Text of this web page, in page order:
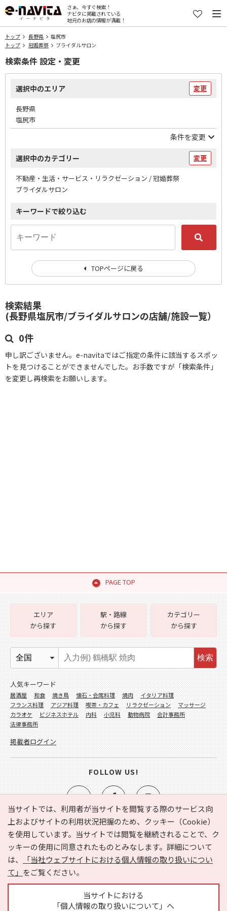
さぁ、今すぐ検索！
ナビタに掲載されている
地元のお店の情報が満載！
トップ 長野県
塩尻市
トップ
冠婚葬祭 ブライダルサロン
検索結果
(長野県塩尻市/ブライダルサロンの店舗/施設一覧）
0件
申し訳ございません。e-navitaではご指定の条件に該当するスポッ
トを見つけることができませんでした。お手数ですが「検索条件」
を変更し再検索をお願いします。
検索条件 設定・変更
選択中のエリア 変更
長野県
塩尻市
条件を変更
選択中のカテゴリー 変更
不動産・生活・サービス・リラクゼーション / 冠婚葬祭
ブライダルサロン
キーワードで絞り込む
TOPページに戻る
PAGE TOP
当サイトでは、利用者が当サイトを閲覧する際のサービス向
上およびサイトの利用状況把握のため、クッキー（Cookie）
を使用しています。当サイトでは閲覧を継続されることで、ク
ッキーの使用に同意されたものとみなします。詳細について
は、
「当社ウェブサイトにおける個人情報の取り扱いについ
て」 をご覧ください。
当サイトにおける
「個人情報の取り扱いについて」へ
e-NAVITA（イーナビタ）とは？ お気に入り
ヘルプ
利用規約
個人情報の取り扱いについて
運営会社
サイトマップ
広告掲載に関するお問い合わせ
エリア
から探す
駅・路線
から探す
カテゴリー
から探す
検索
人気キーワード
居酒屋 和食 焼き鳥 懐石・会席料理 焼肉
イタリア料理
フランス料理
アジア料理 喫茶・カフェ リラクゼーション
マッサージ
カラオケ
ビジネスホテル 内科 小児科 動物病院
会計事務所
法律事務所
掲載者ログイン
FOLLOW US!